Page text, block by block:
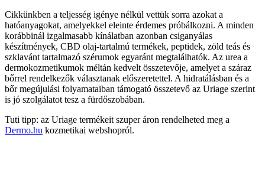
Cikkünkben a teljesség igénye nélkül vettük sorra azokat a
hatóanyagokat, amelyekkel eleinte érdemes próbálkozni. A minden
korábbinál izgalmasabb kínálatban azonban csiganyálas
készítmények, CBD olaj-tartalmú termékek, peptidek, zöld teás és
szklavánt tartalmazó szérumok egyaránt megtalálhatók. Az urea a
dermokozmetikumok méltán kedvelt összetevője, amelyet a száraz
bőrrel rendelkezők választanak előszeretettel. A hidratálásban és a
bőr megújulási folyamataiban támogató összetevő az Uriage szerint
is jó szolgálatot tesz a fürdőszobában.
Tuti tipp: az Uriage termékeit szuper áron rendelheted meg a
Dermo.hu kozmetikai webshopról.